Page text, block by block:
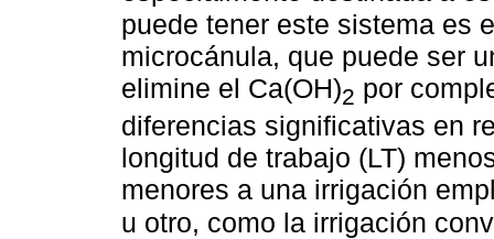
puede tener este sistema es
microcánula, que puede ser
elimine el Ca(OH)2 por
diferencias significativas en
longitud de trabajo (LT)
menores a una irrigación
u otro, como la irrigación